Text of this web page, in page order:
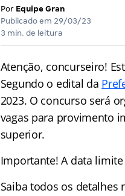
Por Equipe Gran
Publicado em 29/03/23
3 min. de leitura
Atenção, concurseiro!
Segundo o edital da
2023. O concurso será
vagas para provimento
superior.
Importante! A data
Saiba todos os detalhes